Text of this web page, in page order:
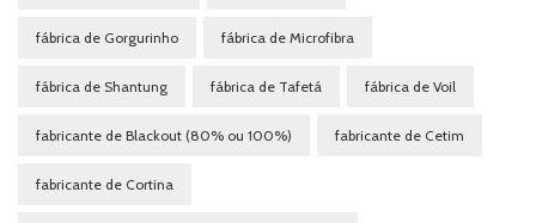
fábrica de Gorgurinho fábrica de Microfibra
fábrica de Shantung fábrica de Tafetá fábrica de Voil
fabricante de Blackout (80% ou 100%) fabricante de Cetim
fabricante de Cortina